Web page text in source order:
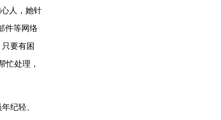
人，她针
件等网络
要有困
忙处理，
纪轻、